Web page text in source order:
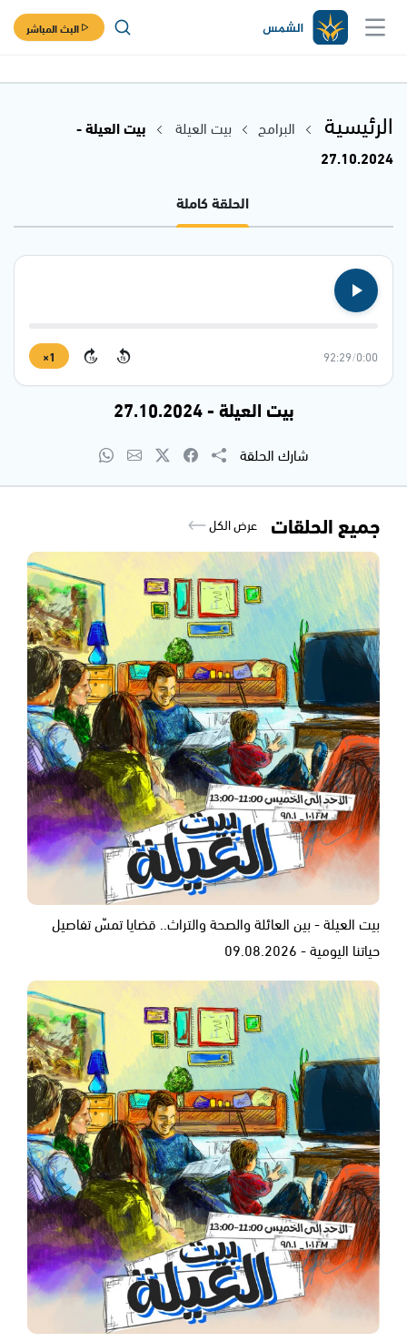
البث المباشر
الرئيسية البرامج بيت العيلة
بيت العيلة -
27.10.2024
الحلقة كاملة
0:00
/
92:29
15
15
1×
بيت العيلة - 27.10.2024
شارك الحلقة
جميع الحلقات عرض الكل
بيت العيلة - بين العائلة والصحة والتراث.. قضايا تمسّ تفاصيل
حياتنا اليومية - 09.08.2026